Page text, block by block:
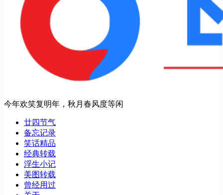
今年欢笑复明年，秋月春风度等闲
廿四节气
备忘记录
笑话精品
经典转载
浮生小记
美图转载
曾经用过